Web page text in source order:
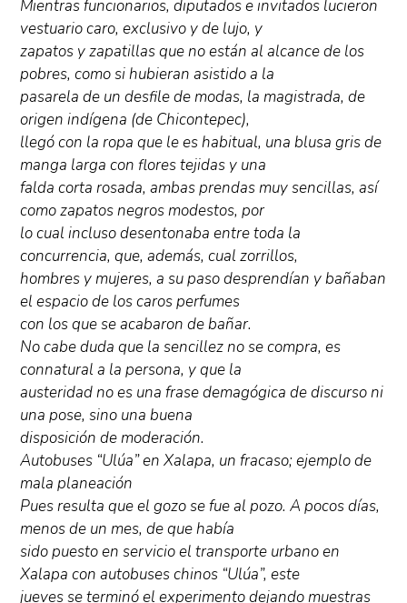
Mientras funcionarios, diputados e invitados lucieron
vestuario caro, exclusivo y de lujo, y
zapatos y zapatillas que no están al alcance de los
pobres, como si hubieran asistido a la
pasarela de un desfile de modas, la magistrada, de
origen indígena (de Chicontepec),
llegó con la ropa que le es habitual, una blusa gris de
manga larga con flores tejidas y una
falda corta rosada, ambas prendas muy sencillas, así
como zapatos negros modestos, por
lo cual incluso desentonaba entre toda la
concurrencia, que, además, cual zorrillos,
hombres y mujeres, a su paso desprendían y bañaban
el espacio de los caros perfumes
con los que se acabaron de bañar.
No cabe duda que la sencillez no se compra, es
connatural a la persona, y que la
austeridad no es una frase demagógica de discurso ni
una pose, sino una buena
disposición de moderación.
Autobuses “Ulúa” en Xalapa, un fracaso; ejemplo de
mala planeación
Pues resulta que el gozo se fue al pozo. A pocos días,
menos de un mes, de que había
sido puesto en servicio el transporte urbano en
Xalapa con autobuses chinos “Ulúa”, este
jueves se terminó el experimento dejando muestras